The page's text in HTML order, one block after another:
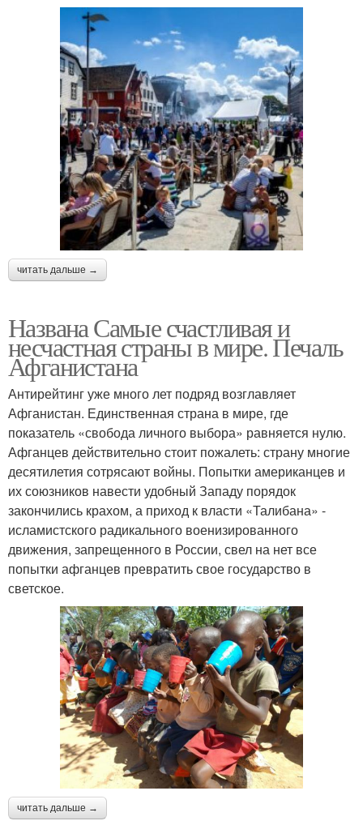
читать дальше →
Названа Самые счастливая и
несчастная страны в мире. Печаль
Афганистана
Антирейтинг уже много лет подряд возглавляет
Афганистан. Единственная страна в мире, где
показатель «свобода личного выбора» равняется нулю.
Афганцев действительно стоит пожалеть: страну многие
десятилетия сотрясают войны. Попытки американцев и
их союзников навести удобный Западу порядок
закончились крахом, а приход к власти «Талибана» -
исламистского радикального военизированного
движения, запрещенного в России, свел на нет все
попытки афганцев превратить свое государство в
светское.
читать дальше →